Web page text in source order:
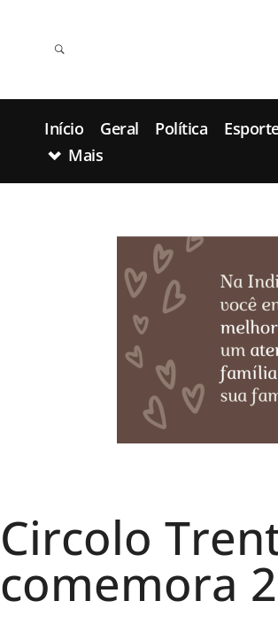
Início Geral Política
Mais
Circolo
comemora